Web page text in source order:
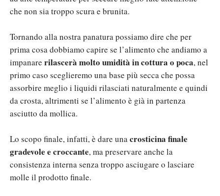
che non sia troppo scura e brunita.
Tornando alla nostra panatura possiamo dire che per
prima cosa dobbiamo capire se l’alimento che andiamo a
impanare rilascerà molto umidità in cottura o poca, nel
primo caso sceglieremo una base più secca che possa
assorbire meglio i liquidi rilasciati naturalmente e quindi
da crosta, altrimenti se l’alimento è già in partenza
asciutto da mollica.
Lo scopo finale, infatti, è dare unacrosticina finale
gradevole e croccante, ma preservare anche la
consistenza interna senza troppo asciugare o lasciare
molle il prodotto finale.